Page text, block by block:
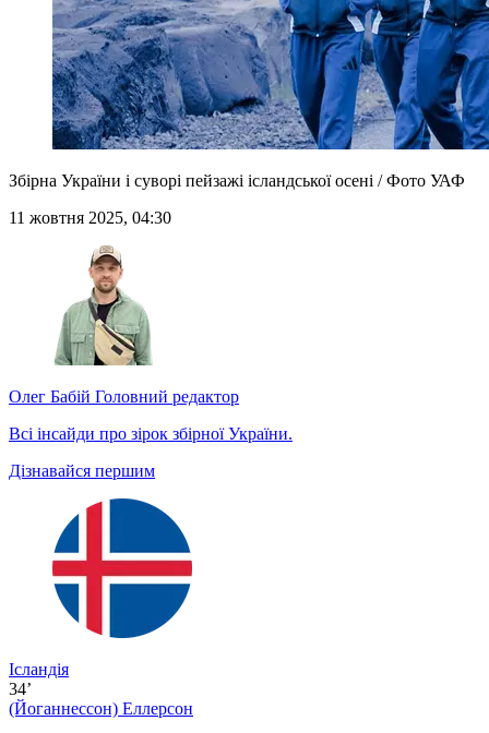
Збірна України і суворі пейзажі ісландської осені / Фото УАФ
11 жовтня 2025, 04:30
Олег Бабій Головний редактор
Всі інсайди про зірок збірної України.
Дізнавайся першим
Ісландія
34’
(Йоганнессон) Еллерсон